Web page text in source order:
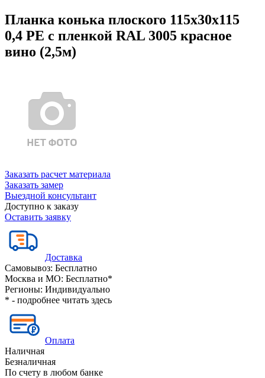
Планка конька плоского 115х30х115
0,4 PE с пленкой RAL 3005 красное
вино (2,5м)
Заказать расчет материала
Заказать замер
Выездной консультант
Доступно к заказу
Оставить заявку
Доставка
Самовывоз: Бесплатно
Москва и МО: Бесплатно*
Регионы: Индивидуально
* - подробнее читать здесь
Оплата
Наличная
Безналичная
По счету в любом банке